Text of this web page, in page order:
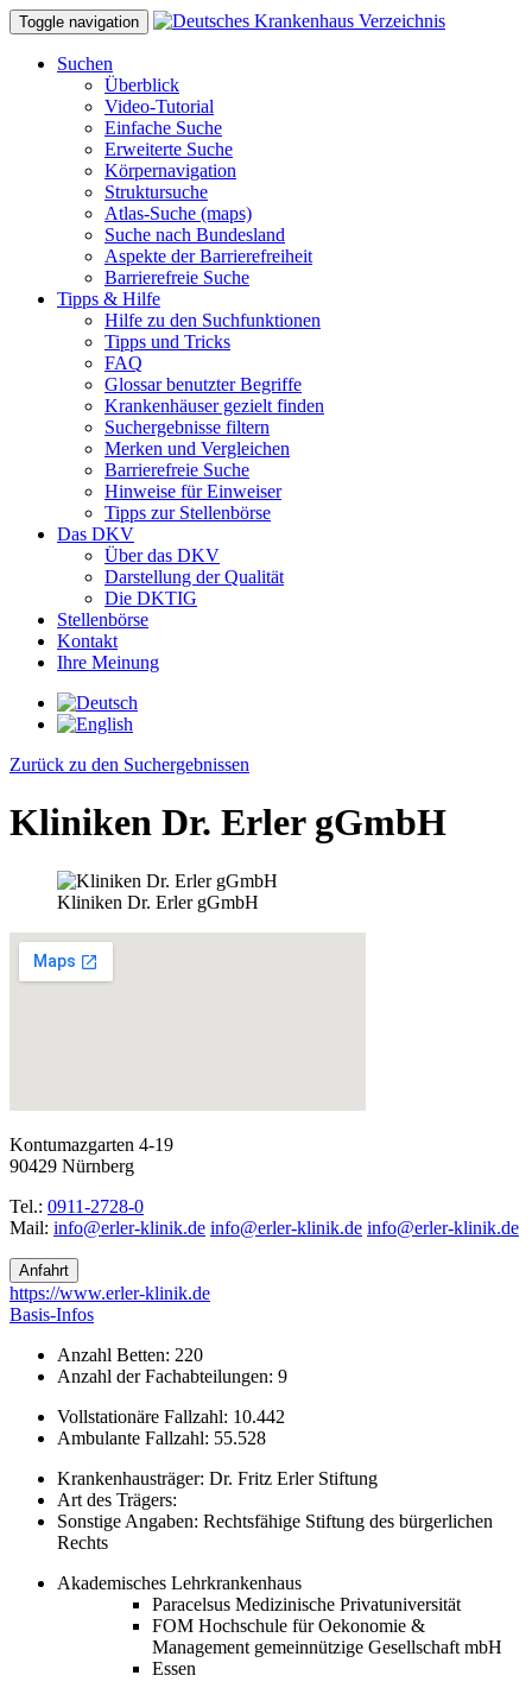
Toggle navigation
Suchen
Überblick
Video-Tutorial
Einfache Suche
Erweiterte Suche
Körpernavigation
Struktursuche
Atlas-Suche (maps)
Suche nach Bundesland
Aspekte der Barrierefreiheit
Barrierefreie Suche
Tipps & Hilfe
Hilfe zu den Suchfunktionen
Tipps und Tricks
FAQ
Glossar benutzter Begriffe
Krankenhäuser gezielt finden
Suchergebnisse filtern
Merken und Vergleichen
Barrierefreie Suche
Hinweise für Einweiser
Tipps zur Stellenbörse
Das DKV
Über das DKV
Darstellung der Qualität
Die DKTIG
Stellenbörse
Kontakt
Ihre Meinung
Zurück zu den Suchergebnissen
Kliniken Dr. Erler gGmbH
Kliniken Dr. Erler gGmbH
Kontumazgarten 4-19
90429 Nürnberg
Tel.: 0911-2728-0
Mail:
ed.kinilk-relre@ofni
ed.kinilk-relre@ofni
ed.kinilk-relre@ofni
Anfahrt
https://www.erler-klinik.de
Basis-Infos
Anzahl Betten: 220
Anzahl der Fachabteilungen: 9
Vollstationäre Fallzahl: 10.442
Ambulante Fallzahl: 55.528
Krankenhausträger: Dr. Fritz Erler Stiftung
Art des Trägers:
Sonstige Angaben: Rechtsfähige Stiftung des bürgerlichen
Rechts
Akademisches Lehrkrankenhaus
Paracelsus Medizinische Privatuniversität
FOM Hochschule für Oekonomie &
Management gemeinnützige Gesellschaft mbH
Essen